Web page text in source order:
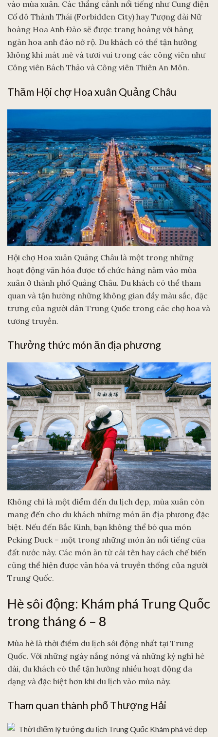
vào mùa xuân. Các thắng cảnh nổi tiếng như Cung điện
Cố đô Thành Thái (Forbidden City) hay Tượng đài Nữ
hoàng Hoa Anh Đào sẽ được trang hoàng với hàng
ngàn hoa anh đào nở rộ. Du khách có thể tận hưởng
không khí mát mẻ và tươi vui trong các công viên như
Công viên Bách Thảo và Công viên Thiên An Môn.
Thăm Hội chợ Hoa xuân Quảng Châu
Hội chợ Hoa xuân Quảng Châu là một trong những
hoạt động văn hóa được tổ chức hàng năm vào mùa
xuân ở thành phố Quảng Châu. Du khách có thể tham
quan và tận hưởng những không gian đầy màu sắc, đặc
trưng của người dân Trung Quốc trong các chợ hoa và
tương truyền.
Thưởng thức món ăn địa phương
Không chỉ là một điểm đến du lịch đẹp, mùa xuân còn
mang đến cho du khách những món ăn địa phương đặc
biệt. Nếu đến Bắc Kinh, bạn không thể bỏ qua món
Peking Duck – một trong những món ăn nổi tiếng của
đất nước này. Các món ăn từ cái tên hay cách chế biến
cũng thể hiện được văn hóa và truyền thống của người
Trung Quốc.
Hè sôi động: Khám phá Trung Quốc
trong tháng 6 – 8
Mùa hè là thời điểm du lịch sôi động nhất tại Trung
Quốc. Với những ngày nắng nóng và những kỳ nghỉ hè
dài, du khách có thể tận hưởng nhiều hoạt động đa
dạng và đặc biệt hơn khi du lịch vào mùa này.
Tham quan thành phố Thượng Hải